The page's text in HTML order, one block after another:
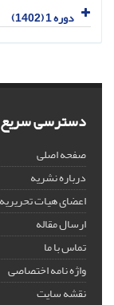
دوره 1 (1402)
دسترسی سریع
صفحه اصلی
درباره نشریه
اعضای هیات تحریریه
ارسال مقاله
تماس با ما
واژه نامه اختصاصی
نقشه سایت